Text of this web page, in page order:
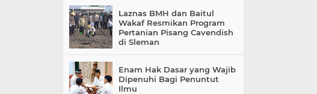
Laznas BMH dan Baitul
Wakaf Resmikan Program
Pertanian Pisang Cavendish
di Sleman
Enam Hak Dasar yang Wajib
Dipenuhi Bagi Penuntut
Ilmu